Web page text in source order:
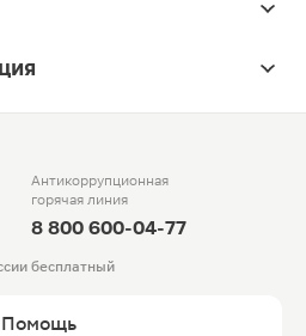
Антикоррупционная
горячая линия
8 800 600-04-77
бесплатный
Помощь